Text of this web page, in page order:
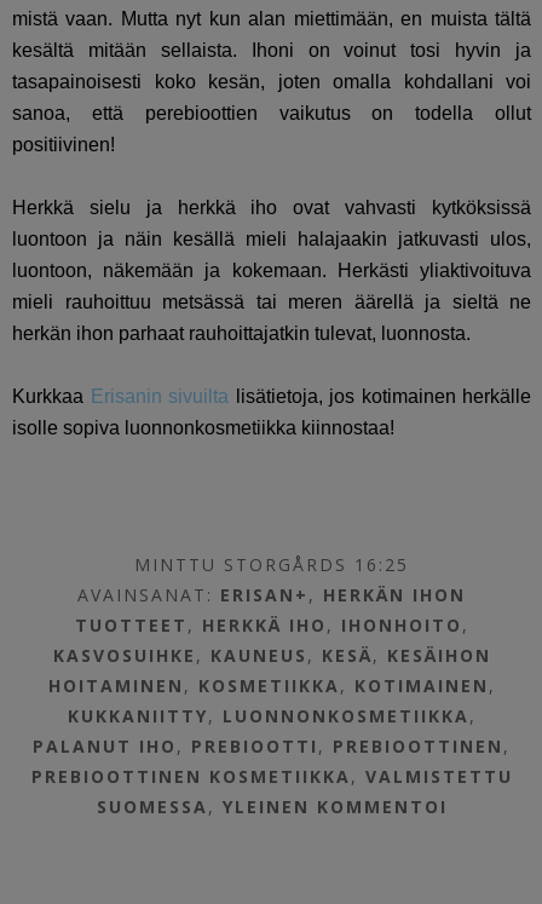
mistä vaan. Mutta nyt kun alan miettimään, en muista tältä
kesältä mitään sellaista. Ihoni on voinut tosi hyvin ja
tasapainoisesti koko kesän, joten omalla kohdallani voi
sanoa, että perebioottien vaikutus on todella ollut
positiivinen!
Herkkä sielu ja herkkä iho ovat vahvasti kytköksissä
luontoon ja näin kesällä mieli halajaakin jatkuvasti ulos,
luontoon, näkemään ja kokemaan. Herkästi yliaktivoituva
mieli rauhoittuu metsässä tai meren äärellä ja sieltä ne
herkän ihon parhaat rauhoittajatkin tulevat, luonnosta.
Kurkkaa Erisanin sivuilta lisätietoja, jos kotimainen herkälle
isolle sopiva luonnonkosmetiikka kiinnostaa!
MINTTU STORGÅRDS 16:25
AVAINSANAT: ERISAN+ , HERKÄN IHON
TUOTTEET , HERKKÄ IHO , IHONHOITO ,
KASVOSUIHKE , KAUNEUS , KESÄ, KESÄIHON
HOITAMINEN , KOSMETIIKKA, KOTIMAINEN ,
KUKKANIITTY, LUONNONKOSMETIIKKA,
PALANUT IHO , PREBIOOTTI , PREBIOOTTINEN ,
PREBIOOTTINEN KOSMETIIKKA, VALMISTETTU
SUOMESSA, YLEINEN KOMMENTOI